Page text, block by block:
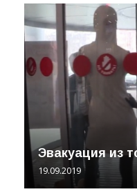
Эвакуация из
19.09.2019